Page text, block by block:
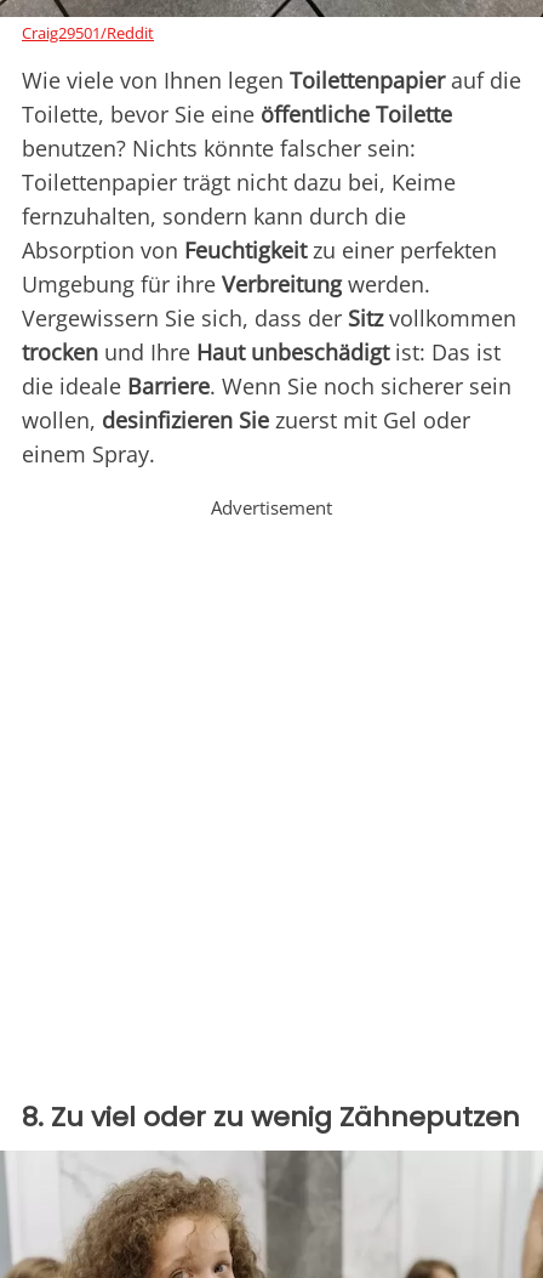
Craig29501/Reddit
Wie viele von Ihnen legen Toilettenpapierauf die
Toilette, bevor Sie eine öffentliche Toilette
benutzen? Nichts könnte falscher sein:
Toilettenpapier trägt nicht dazu bei, Keime
fernzuhalten, sondern kann durch die
Absorption von Feuchtigkeitzu einer perfekten
Umgebung für ihre Verbreitungwerden.
Vergewissern Sie sich, dass der Sitzvollkommen
trocken und Ihre Haut unbeschädigtist: Das ist
die ideale Barriere. Wenn Sie noch sicherer sein
wollen, desinfizieren Sie zuerst mit Gel oder
einem Spray.
Advertisement
8. Zu viel oder zu wenig Zähneputzen